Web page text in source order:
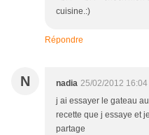
cuisine.:)
Répondre
N nadia 25/02/2012 16:04
j ai essayer le gateau
recette que j essaye et
partage